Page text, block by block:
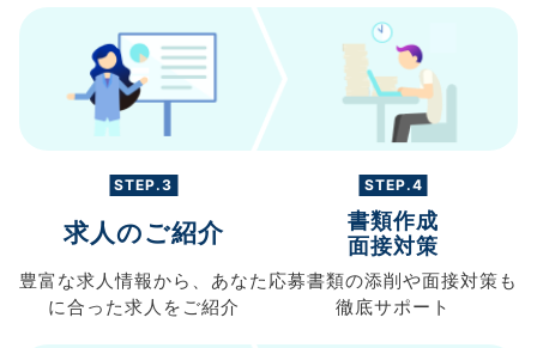
STEP.3
求人のご紹介
豊富な求人情報から、 あなた
に合った求人を ご紹介
STEP.4
書類作成
面接対策
応募書類の添削や面接対策も
徹底サポート